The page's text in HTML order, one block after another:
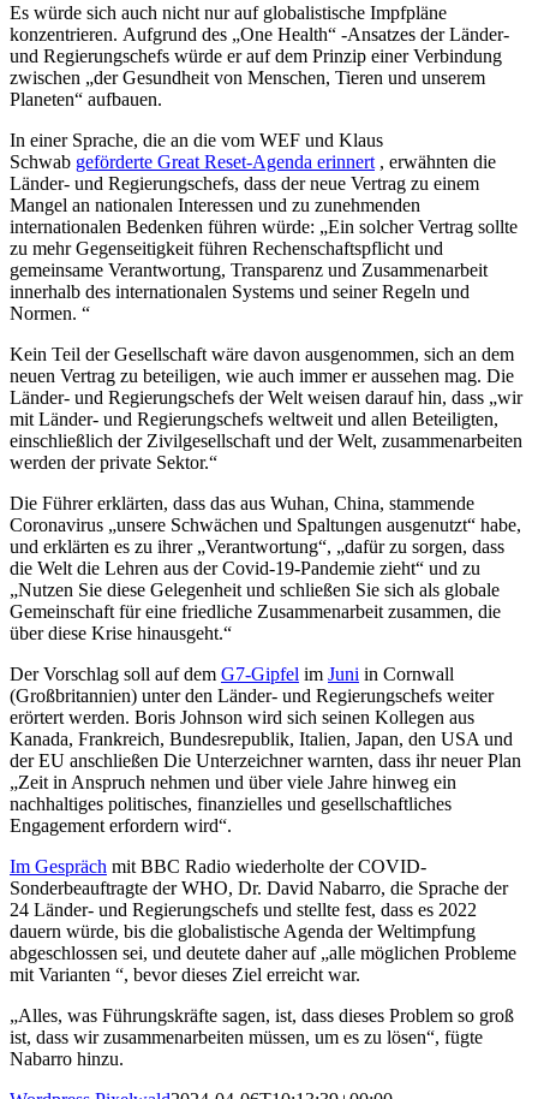
Es würde sich auch nicht nur auf globalistische Impfpläne
konzentrieren. Aufgrund des „One Health“ -Ansatzes der Länder-
und Regierungschefs würde er auf dem Prinzip einer Verbindung
zwischen „der Gesundheit von Menschen, Tieren und unserem
Planeten“ aufbauen.
In einer Sprache, die an die vom WEF und Klaus
Schwab geförderte Great Reset-Agenda erinnert , erwähnten die
Länder- und Regierungschefs, dass der neue Vertrag zu einem
Mangel an nationalen Interessen und zu zunehmenden
internationalen Bedenken führen würde: „Ein solcher Vertrag sollte
zu mehr Gegenseitigkeit führen Rechenschaftspflicht und
gemeinsame Verantwortung, Transparenz und Zusammenarbeit
innerhalb des internationalen Systems und seiner Regeln und
Normen. “
Kein Teil der Gesellschaft wäre davon ausgenommen, sich an dem
neuen Vertrag zu beteiligen, wie auch immer er aussehen mag. Die
Länder- und Regierungschefs der Welt weisen darauf hin, dass „wir
mit Länder- und Regierungschefs weltweit und allen Beteiligten,
einschließlich der Zivilgesellschaft und der Welt, zusammenarbeiten
werden der private Sektor.“
Die Führer erklärten, dass das aus Wuhan, China, stammende
Coronavirus „unsere Schwächen und Spaltungen ausgenutzt“ habe,
und erklärten es zu ihrer „Verantwortung“, „dafür zu sorgen, dass
die Welt die Lehren aus der Covid-19-Pandemie zieht“ und zu
„Nutzen Sie diese Gelegenheit und schließen Sie sich als globale
Gemeinschaft für eine friedliche Zusammenarbeit zusammen, die
über diese Krise hinausgeht.“
Der Vorschlag soll auf dem G7-Gipfel im Juni in Cornwall
(Großbritannien) unter den Länder- und Regierungschefs weiter
erörtert werden. Boris Johnson wird sich seinen Kollegen aus
Kanada, Frankreich, Bundesrepublik, Italien, Japan, den USA und
der EU anschließen Die Unterzeichner warnten, dass ihr neuer Plan
„Zeit in Anspruch nehmen und über viele Jahre hinweg ein
nachhaltiges politisches, finanzielles und gesellschaftliches
Engagement erfordern wird“.
Im Gespräch mit BBC Radio wiederholte der COVID-
Sonderbeauftragte der WHO, Dr. David Nabarro, die Sprache der
24 Länder- und Regierungschefs und stellte fest, dass es 2022
dauern würde, bis die globalistische Agenda der Weltimpfung
abgeschlossen sei, und deutete daher auf „alle möglichen Probleme
mit Varianten “, bevor dieses Ziel erreicht war.
„Alles, was Führungskräfte sagen, ist, dass dieses Problem so groß
ist, dass wir zusammenarbeiten müssen, um es zu lösen“, fügte
Nabarro hinzu.